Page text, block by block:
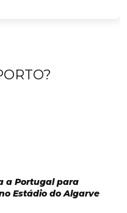
a Portugal para
Estádio do Algarve